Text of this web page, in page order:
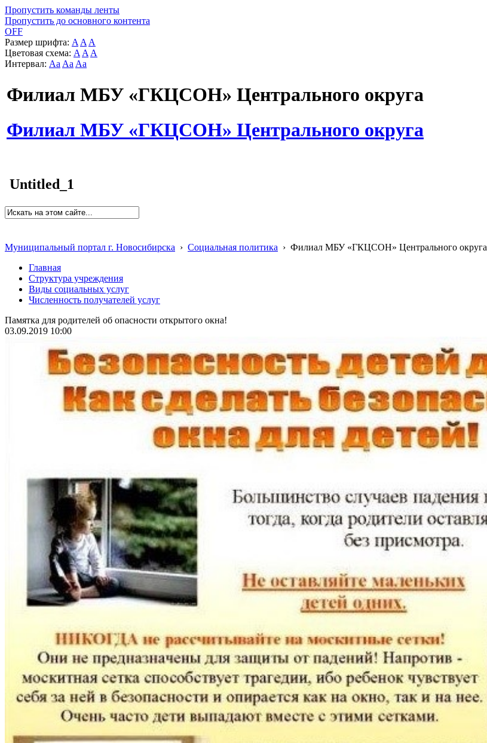
Пропустить команды ленты
Пропустить до основного контента
OFF
Размер шрифта: A A A
Цветовая схема: A A A
Интервал: Aa Aa Aa
Филиал МБУ «ГКЦСОН» Центрального округа
Филиал МБУ «ГКЦСОН» Центрального округа
Untitled_1
Муниципальный портал г. Новосибирска › Социальная политика › Филиал МБУ «ГКЦСОН» Центрального округа
Главная
Структура учреждения
Виды социальных услуг
Численность получателей услуг
Памятка для родителей об опасности открытого окна!
03.09.2019 10:00